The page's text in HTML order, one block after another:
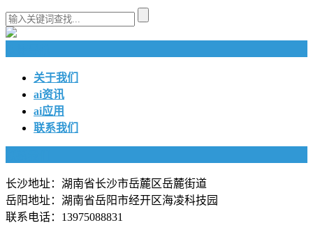
关于我们
ai资讯
ai应用
联系我们
长沙地址：湖南省长沙市岳麓区岳麓街道
岳阳地址：湖南省岳阳市经开区海凌科技园
联系电话：13975088831